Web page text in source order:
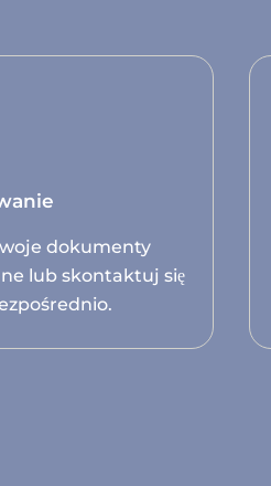
dokumenty
lub skontaktuj się